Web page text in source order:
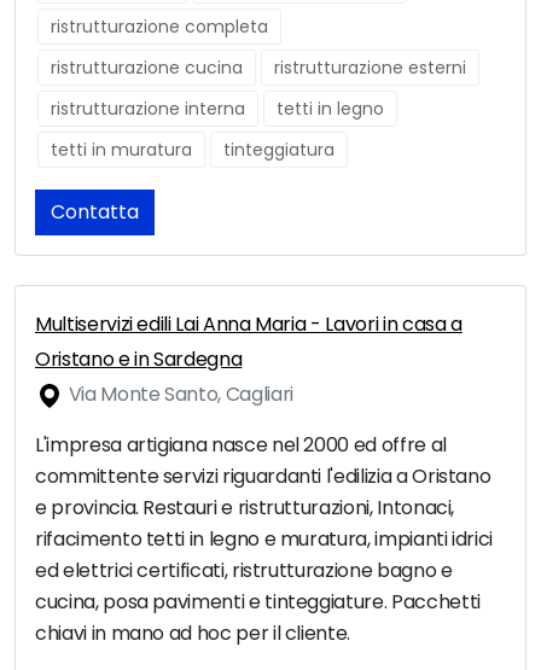
ristrutturazione completa
ristrutturazione cucina
ristrutturazione esterni
ristrutturazione interna
tetti in legno
tetti in muratura
tinteggiatura
Contatta
Multiservizi edili Lai Anna Maria - Lavori in casa a
Oristano e in Sardegna
Via Monte Santo, Cagliari
L'impresa artigiana nasce nel 2000 ed offre al
committente servizi riguardanti l'edilizia a Oristano
e provincia. Restauri e ristrutturazioni, Intonaci,
rifacimento tetti in legno e muratura, impianti idrici
ed elettrici certificati, ristrutturazione bagno e
cucina, posa pavimenti e tinteggiature. Pacchetti
chiavi in mano ad hoc per il cliente.